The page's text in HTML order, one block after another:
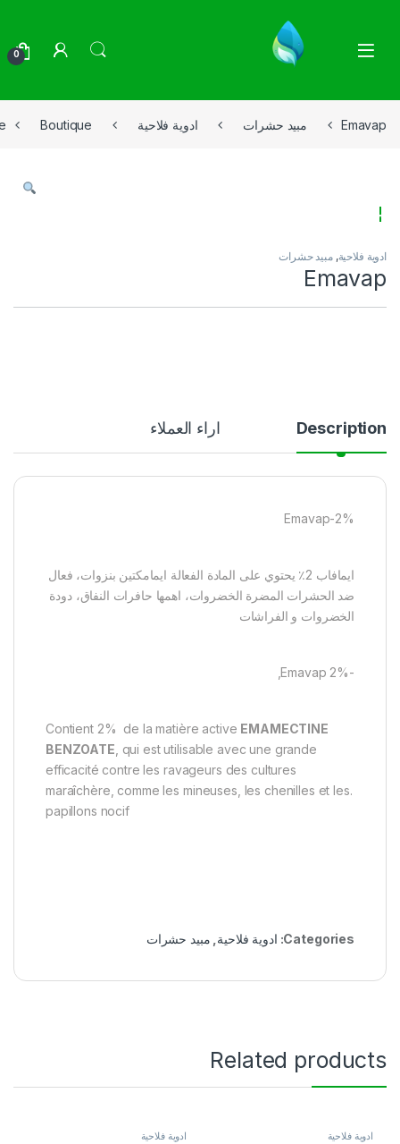
0
Boutique ادوية فلاحية مبيد حشرات Emavap
ادوية فلاحية,مبيد حشرات
Emavap
Description اراء العملاء
Emavap-2%
ايمافاب 2٪ يحتوي على المادة الفعالة ايمامكتين بنزوات، فعال
ضد الحشرات المضرة الخضروات، اهمها حافرات النفاق، دودة
الخضروات و الفراشات
-Emavap 2%,
Contient 2% de la matière active EMAMECTINE
BENZOATE , qui est utilisable avec une grande
efficacité contre les ravageurs des cultures
maraîchère, comme les mineuses, les chenilles et les.
papillons nocif
Categories: ادوية فلاحية مبيد حشرات
Related products
ادوية فلاحية ادوية فلاحية